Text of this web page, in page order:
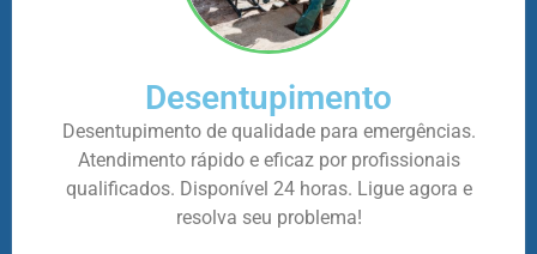
Desentupimento
Desentupimento de qualidade para emergências.
Atendimento rápido e eficaz por profissionais
qualificados. Disponível 24 horas. Ligue agora e
resolva seu problema!